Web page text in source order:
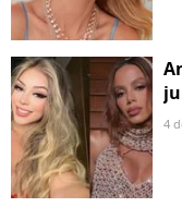
4